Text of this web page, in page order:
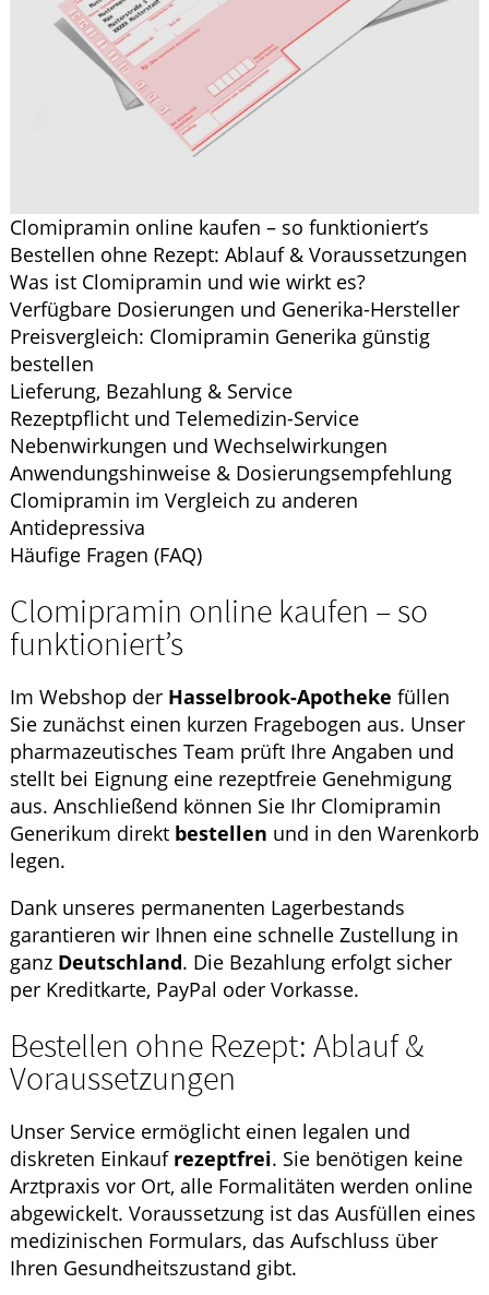
Clomipramin online kaufen – so funktioniert’s
Bestellen ohne Rezept: Ablauf & Voraussetzungen
Was ist Clomipramin und wie wirkt es?
Verfügbare Dosierungen und Generika-Hersteller
Preisvergleich: Clomipramin Generika günstig
bestellen
Lieferung, Bezahlung & Service
Rezeptpflicht und Telemedizin-Service
Nebenwirkungen und Wechselwirkungen
Anwendungshinweise & Dosierungsempfehlung
Clomipramin im Vergleich zu anderen
Antidepressiva
Häufige Fragen (FAQ)
Clomipramin online kaufen – so
funktioniert’s
Im Webshop der Hasselbrook-Apotheke füllen
Sie zunächst einen kurzen Fragebogen aus. Unser
pharmazeutisches Team prüft Ihre Angaben und
stellt bei Eignung eine rezeptfreie Genehmigung
aus. Anschließend können Sie Ihr Clomipramin
Generikum direkt bestellen und in den Warenkorb
legen.
Dank unseres permanenten Lagerbestands
garantieren wir Ihnen eine schnelle Zustellung in
ganz Deutschland. Die Bezahlung erfolgt sicher
per Kreditkarte, PayPal oder Vorkasse.
Bestellen ohne Rezept: Ablauf &
Voraussetzungen
Unser Service ermöglicht einen legalen und
diskreten Einkauf rezeptfrei. Sie benötigen keine
Arztpraxis vor Ort, alle Formalitäten werden online
abgewickelt. Voraussetzung ist das Ausfüllen eines
medizinischen Formulars, das Aufschluss über
Ihren Gesundheitszustand gibt.